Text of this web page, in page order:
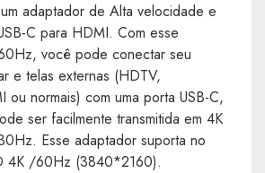
adaptador de Alta velocidade e
C para HDMI. Com esse
você pode conectar seu
e telas externas (HDTV,
ou normais) com uma porta USB-C,
ser facilmente transmitida em 4K
Esse adaptador suporta no
4K /60Hz (3840*2160).